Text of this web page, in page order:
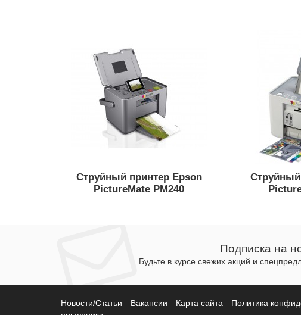
Струйный принтер Epson
PictureMate PM240
Струйный
Подписка на
Будьте в курсе свежих акций и
Новости/Статьи Вакансии Карта сайта Политика